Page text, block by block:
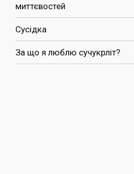
миттєвостей
Сусідка
За що я люблю сучукрліт?